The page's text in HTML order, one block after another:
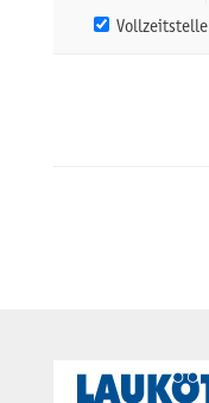
Vollzeitstelle